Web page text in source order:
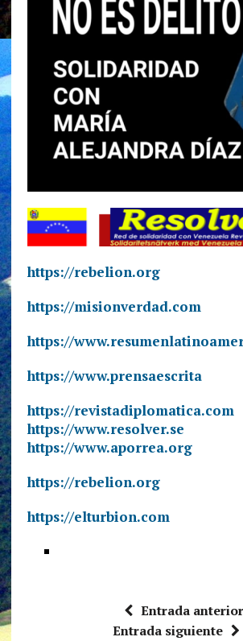
https://rebelion.org
https://misionverdad.com
https://
https://www.prensaescrita
https://revistadiplomatica.com
https://www.resolver.se
https://www.aporrea.org
https://rebelion.org
https://elturbion.com
Entrada anterior
Entrada siguiente